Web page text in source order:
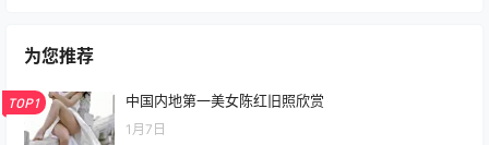
为您推荐
TOP1 中国内地第一美女陈红旧照欣赏
1月7日